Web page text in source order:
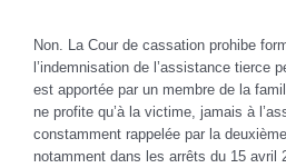
Non. La Cour de cassation prohibe
l’indemnisation de l’assistance tierce
est apportée par un membre de la
ne profite qu’à la victime, jamais à
constamment rappelée par la
notamment dans les arrêts du 15 avril